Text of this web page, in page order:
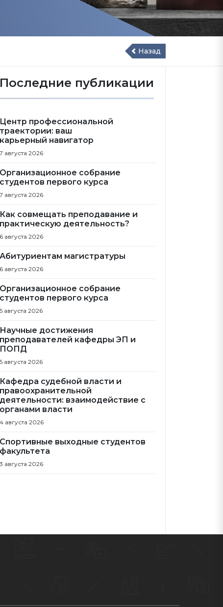
Назад
Последние публикации
Центр профессиональной
траектории: ваш
карьерный навигатор
7 августа 2026
Организационное собрание
студентов первого курса
7 августа 2026
Как совмещать преподавание и
практическую деятельность?
6 августа 2026
Абитуриентам магистратуры
6 августа 2026
Организационное собрание
студентов первого курса
5 августа 2026
Научные достижения
преподавателей кафедры ЭП и
ПОПД
5 августа 2026
Кафедра судебной власти и
правоохранительной
деятельности: взаимодействие с
органами власти
4 августа 2026
Спортивные выходные студентов
факультета
3 августа 2026